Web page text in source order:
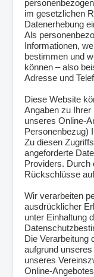
im gesetzlichen
Datenerhebung
Als
Informationen,
bestimmen und
können – also
Adresse und
Diese Website
Angaben zu
unseres Online-
Personenbezug)
Zu diesen
angeforderte
Providers. Durch
Rückschlüsse
Wir verarbeiten
ausdrücklicher
unter Einhaltung
Die Verarbeitung
aufgrund
unseres
Online-